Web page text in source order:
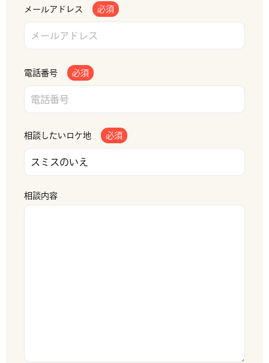
メールアドレス 必須
電話番号 必須
相談したいロケ地 必須
相談内容